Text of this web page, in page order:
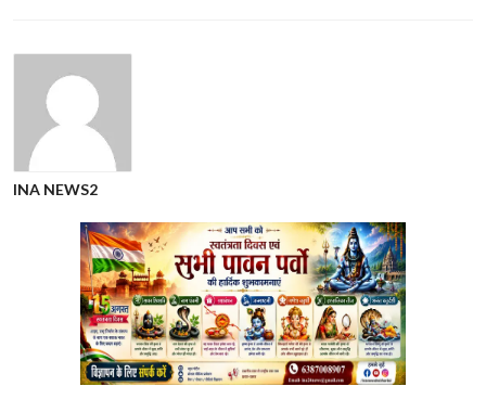
INA NEWS2